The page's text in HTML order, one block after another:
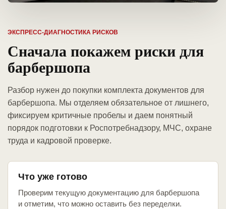
ЭКСПРЕСС-ДИАГНОСТИКА РИСКОВ
Сначала покажем риски для
барбершопа
Разбор нужен до покупки комплекта документов для
барбершопа. Мы отделяем обязательное от лишнего,
фиксируем критичные пробелы и даем понятный
порядок подготовки к Роспотребнадзору, МЧС, охране
труда и кадровой проверке.
Что уже готово
Проверим текущую документацию для барбершопа
и отметим, что можно оставить без переделки.